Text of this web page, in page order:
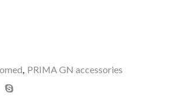
, PRIMA GN accessories